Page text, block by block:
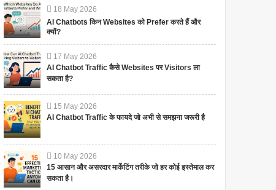
18 May 2026
AI Chatbots किन Websites को Prefer करते हैं और
क्यों?
17 May 2026
AI Chatbot Traffic कैसे Websites पर Visitors ला
सकता है?
15 May 2026
AI Chatbot Traffic के फायदे जो अभी से समझना जरूरी है
10 May 2026
15 आसान और असरदार मार्केटिंग तरीके जो हर कोई इस्तेमाल कर
सकता है।